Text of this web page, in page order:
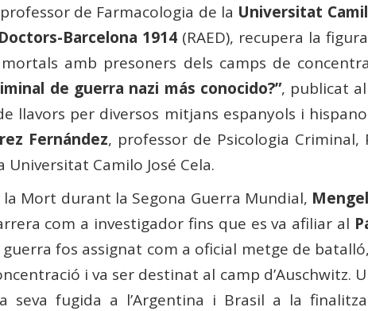
de Farmacologia de la Universitat
Barcelona 1914(RAED), recupera la
amb presoners dels camps de
de guerra nazi más conocido?”, publicat
llavors per diversos mitjans espanyols i
Fernández, professor de Psicologia
Camilo José Cela.
la Mort durant la Segona Guerra Mundial,
com a investigador fins que es va afiliar al
fos assignat com a oficial metge de
i va ser destinat al camp
seva fugida a l’Argentina i Brasil a la